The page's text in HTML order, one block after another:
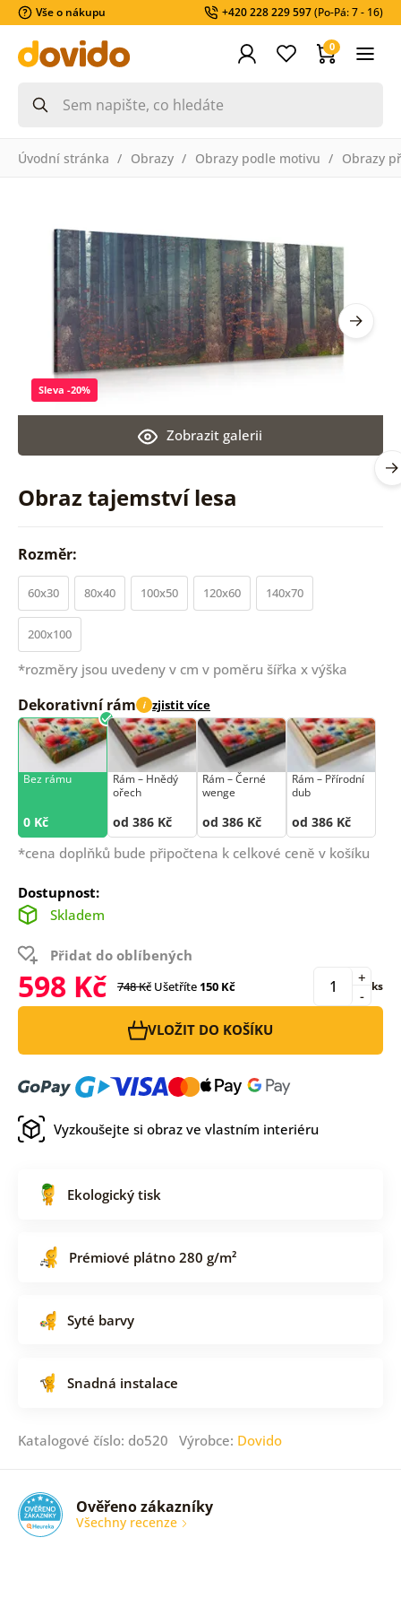
Vše o nákupu +420 228 229 597(Po-Pá: 7 - 16)
0
Úvodní stránka Obrazy Obrazy podle motivu Obrazy
Obraz tajemství lesa
Zobrazit galerii
Sleva -20%
Rozměr:
60x30 80x40 100x50 120x60 140x70
200x100
*rozměry jsou uvedeny v cm v poměru šířka x výška
Dekorativní rám i zjistit více
Bez rámu
0 Kč
Rám –⁠⁠⁠⁠⁠⁠ Hnědý
ořech
od 386 Kč
Rám –⁠⁠⁠⁠⁠⁠ Černé
wenge
od 386 Kč
Rám –⁠⁠⁠⁠⁠⁠ Přírodní
dub
od 386 Kč
*cena doplňků bude připočtena k celkové ceně v košíku
Dostupnost:
Skladem
Přidat do oblíbených
598 Kč 748 Kč Ušetříte150 Kč -
+ ks
VLOŽIT DO KOŠÍKU
Vyzkoušejte si obraz ve vlastním interiéru
Ekologický tisk
Prémiové plátno 280 g/m²
Syté barvy
Snadná instalace
Katalogové číslo: do520 Výrobce: Dovido
Ověřeno zákazníky
Všechny recenze